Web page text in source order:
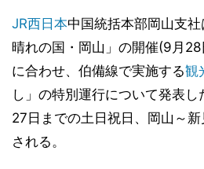
JR西日本中国統括本部岡山支
晴れの国・岡山」の開催(9月
に合わせ、伯備線で実施する観
し」の特別運行について発表
27日までの土日祝日、岡山～
される。